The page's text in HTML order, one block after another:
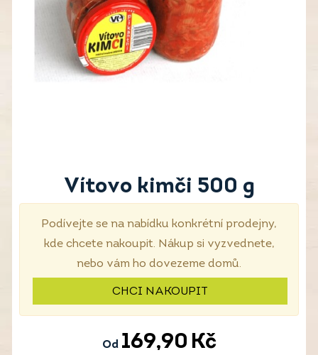
Vítovo kimči 500 g
Podívejte se na nabídku konkrétní prodejny,
kde chcete nakoupit. Nákup si vyzvednete,
nebo vám ho dovezeme domů.
CHCI NAKOUPIT
Od 169,90 Kč